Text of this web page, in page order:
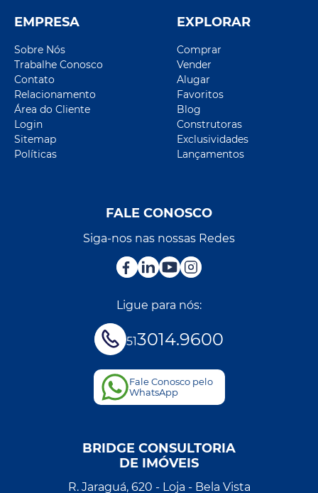
EMPRESA
Sobre Nós
Trabalhe Conosco
Contato
Relacionamento
Área do Cliente
Login
Sitemap
Políticas
EXPLORAR
Comprar
Vender
Alugar
Favoritos
Blog
Construtoras
Exclusividades
Lançamentos
FALE CONOSCO
Siga-nos nas nossas Redes
Ligue para nós:
513014.9600
Fale Conosco pelo
WhatsApp
BRIDGE CONSULTORIA
DE IMÓVEIS
R. Jaraguá, 620 - Loja - Bela Vista